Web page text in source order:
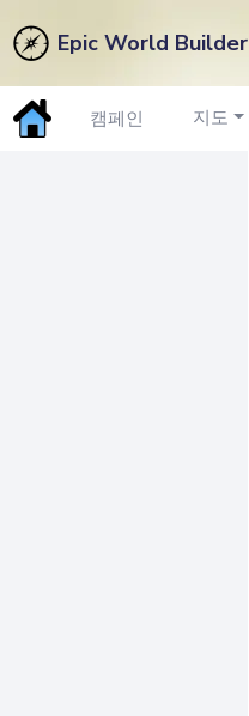
Epic World Builder
캠페인 지도